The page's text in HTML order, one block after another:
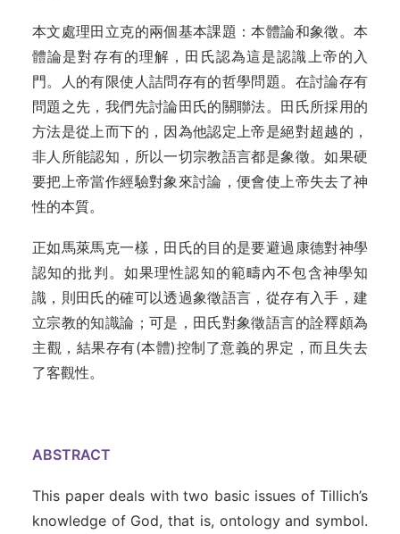
本文處理田立克的兩個基本課題：本體論和象徵。本
體論是對存有的理解，田氏認為這是認識上帝的入
門。人的有限使人詰問存有的哲學問題。在討論存有
問題之先，我們先討論田氏的關聯法。田氏所採用的
方法是從上而下的，因為他認定上帝是絕對超越的，
非人所能認知，所以一切宗教語言都是象徵。如果硬
要把上帝當作經驗對象來討論，便會使上帝失去了神
性的本質。
正如馬萊馬克一樣，田氏的目的是要避過康德對神學
認知的批判。如果理性認知的範疇內不包含神學知
識，則田氏的確可以透過象徵語言，從存有入手，建
立宗教的知識論；可是，田氏對象徵語言的詮釋頗為
主觀，結果存有(本體)控制了意義的界定，而且失去
了客觀性。
ABSTRACT
This paper deals with two basic issues of Tillich’s
knowledge of God, that is, ontology and symbol.